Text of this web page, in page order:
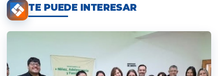
TE PUEDE INTERESAR